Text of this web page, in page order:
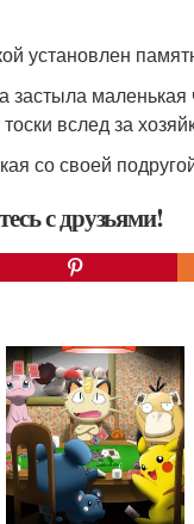
установлен
вслед за
со своей
с друзьями!